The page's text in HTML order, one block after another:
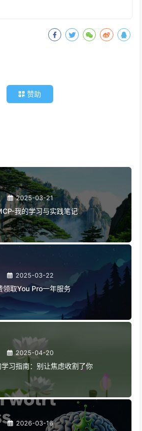
赞助
2025-03-21
我的学习与实践笔记
2025-03-22
领取You Pro一年服务
2025-04-20
习指南：别让焦虑收割了你
2026-03-16